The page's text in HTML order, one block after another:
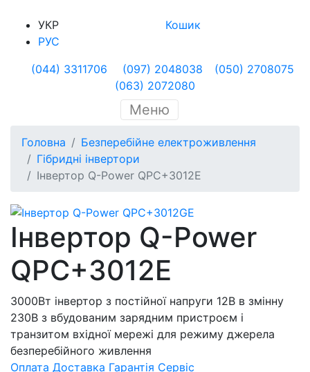
УКР
РУС
Кошик
(044) 3311706 (097) 2048038
(050) 2708075
(063) 2072080
Меню
Головна
Безперебійне електроживлення
Гібридні інвертори
Інвертор Q-Power QPC+3012E
Інвертор Q-Power
QPC+3012E
3000Вт інвертор з постійної напруги 12В в змінну
230В з вбудованим зарядним пристроєм і
транзитом вхідної мережі для режиму джерела
безперебійного живлення
Оплата Доставка Гарантія Сервіс